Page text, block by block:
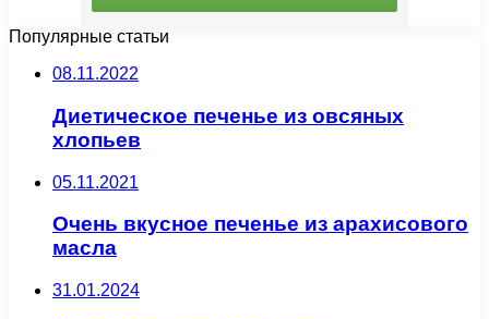
Популярные статьи
08.11.2022
Диетическое печенье из овсяных
хлопьев
05.11.2021
Очень вкусное печенье из арахисового
масла
31.01.2024